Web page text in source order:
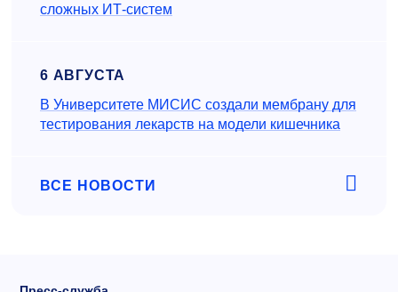
сложных ИТ-систем
6 АВГУСТА
В Университете МИСИС создали мембрану для
тестирования лекарств на модели кишечника
ВСЕ НОВОСТИ